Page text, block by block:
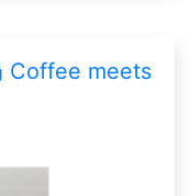
Coffee meets